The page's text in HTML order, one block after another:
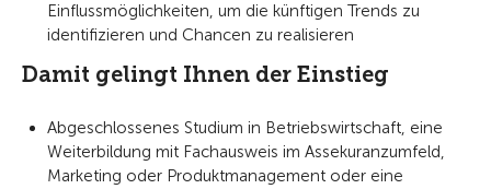
Einflussmöglichkeiten, um die künftigen Trends zu
identifizieren und Chancen zu realisieren
Damit gelingt Ihnen der Einstieg
Abgeschlossenes Studium in Betriebswirtschaft, eine
Weiterbildung mit Fachausweis im Assekuranzumfeld,
Marketing oder Produktmanagement oder eine